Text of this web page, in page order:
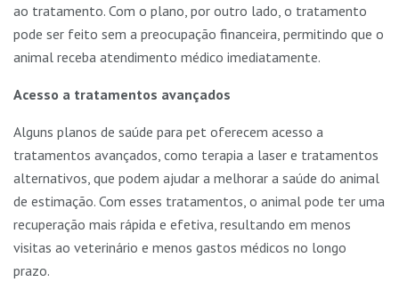
ao tratamento. Com o plano, por outro lado, o tratamento
pode ser feito sem a preocupação financeira, permitindo que o
animal receba atendimento médico imediatamente.
Acesso a tratamentos avançados
Alguns planos de saúde para pet oferecem acesso a
tratamentos avançados, como terapia a laser e tratamentos
alternativos, que podem ajudar a melhorar a saúde do animal
de estimação. Com esses tratamentos, o animal pode ter uma
recuperação mais rápida e efetiva, resultando em menos
visitas ao veterinário e menos gastos médicos no longo
prazo.